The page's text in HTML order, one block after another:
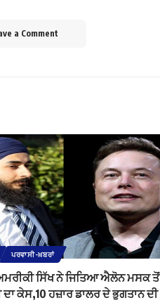
a Comment
ਪਰਵਾਸੀ-ਖ਼ਬਰਾਂ
ਸਿੱਖ ਨੇ ਜਿਤਿਆ ਐਲੋਨ ਮਸਕ ਤੋਂ
ਦਾ ਕੇਸ,10 ਹਜ਼ਾਰ ਡਾਲਰ ਦੇ ਭੁਗਤਾਨ ਦੀ